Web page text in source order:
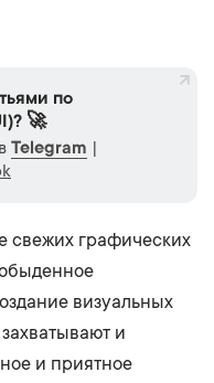
по
🚀
Telegram
свежих графических
визуальных
и
и приятное